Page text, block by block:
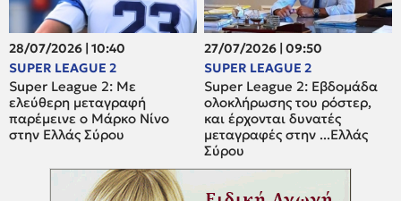
28/07/2026 | 10:40
SUPER LEAGUE 2
Super League 2: Mε
ελεύθερη μεταγραφή
παρέμεινε ο Μάρκο Νίνο
στην Ελλάς Σύρου
27/07/2026 | 09:50
SUPER LEAGUE 2
Super League 2: Εβδομάδα
ολοκλήρωσης του ρόστερ,
και έρχονται δυνατές
μεταγραφές στην ...Ελλάς
Σύρου